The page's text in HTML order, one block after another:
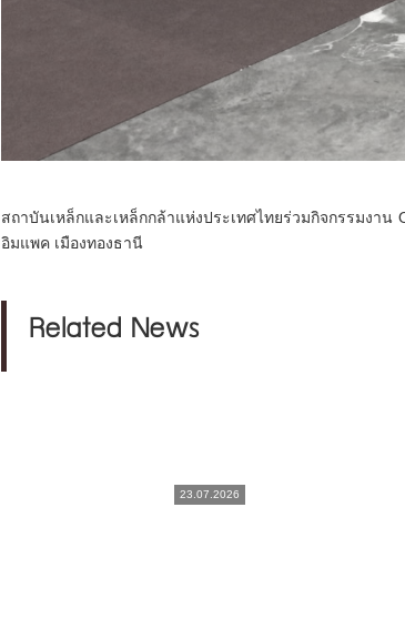
สถาบันเหล็กและเหล็กกล้าแห่งประเทศไทยร่วมกิจกรรมงา
อิมแพค เมืองทองธานี
Related News
23.07.2026